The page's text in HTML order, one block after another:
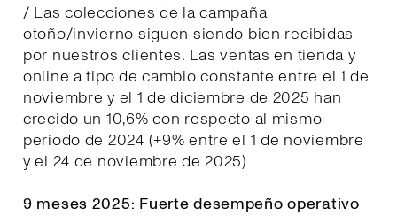
/ Las colecciones de la campaña
otoño/invierno siguen siendo bien recibidas
por nuestros clientes. Las ventas en tienda y
online a tipo de cambio constante entre el 1 de
noviembre y el 1 de diciembre de 2025 han
crecido un 10,6% con respecto al mismo
periodo de 2024 (+9% entre el 1 de noviembre
y el 24 de noviembre de 2025)
9 meses 2025: Fuerte desempeño operativo